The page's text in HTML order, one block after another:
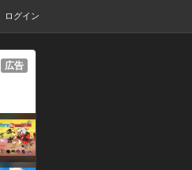
ログイン
広告